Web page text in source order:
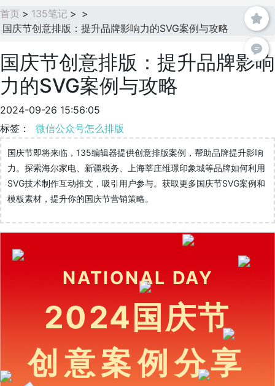
首页 > 135笔记 > >
国庆节创意排版：提升品牌影响力的SVG案例与攻略
国庆节创意排版：提升品牌影响
力的SVG案例与攻略
2024-09-26 15:56:05
标签： 微信公众号怎么排版
国庆节即将来临，135编辑器提供创意排版案例，帮助品牌提升影响
力。探索海尔家电、新疆税务、上海莘庄维璟印象城等品牌如何利用
SVG技术制作互动推文，吸引用户参与。获取更多国庆节SVG案例和
模板素材，提升你的国庆节营销策略。
创意案例分享
2024国庆节
NATIONAL DAY